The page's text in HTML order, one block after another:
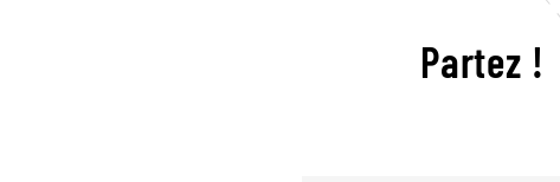
Partez !